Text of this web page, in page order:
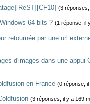
(3
64 bits ? (1 réponse, il
retournée par une url
d'images dans une appui
en France (0 réponse,
(3 réponses, il y a 169